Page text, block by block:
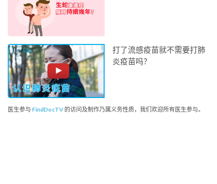
打了流感疫苗就不需要打肺
炎疫苗吗？
医生参与 FindDocTV 的访问及制作乃属义务性质，我们欢迎所有医生参与。